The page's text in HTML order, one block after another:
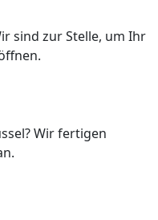
sind zur Stelle, um Ihr
Wir fertigen